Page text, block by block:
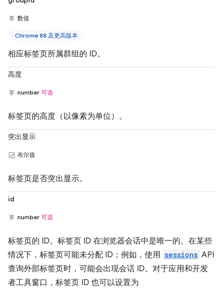
数值
Chrome 88 及更高版本
相应标签页所属群组的 ID。
高度
number 可选
标签页的高度（以像素为单位）。
突出显示
布尔值
标签页是否突出显示。
id
number 可选
标签页的 ID。标签页 ID 在浏览器会话中是唯一的。在某些
情况下，标签页可能未分配 ID；例如，使用 sessions API
查询外部标签页时，可能会出现会话 ID。对于应用和开发
者工具窗口，标签页 ID 也可以设置为